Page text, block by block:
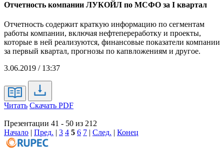
Отчетность компании ЛУКОЙЛ по МСФО за I квартал
Отчетность содержит краткую информацию по сегментам
работы компании, включая нефтепереработку и проекты,
которые в ней реализуются, финансовые показатели компании
за первый квартал, прогнозы по капвложениям и другое.
3.06.2019 / 13:37
Читать Скачать PDF
Презентации 41 - 50 из 212
Начало | Пред. | 3 4 5 6 7 | След. | Конец